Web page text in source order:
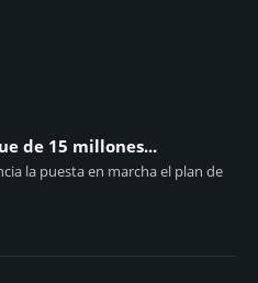
de 15 millones...
la puesta en marcha el plan de